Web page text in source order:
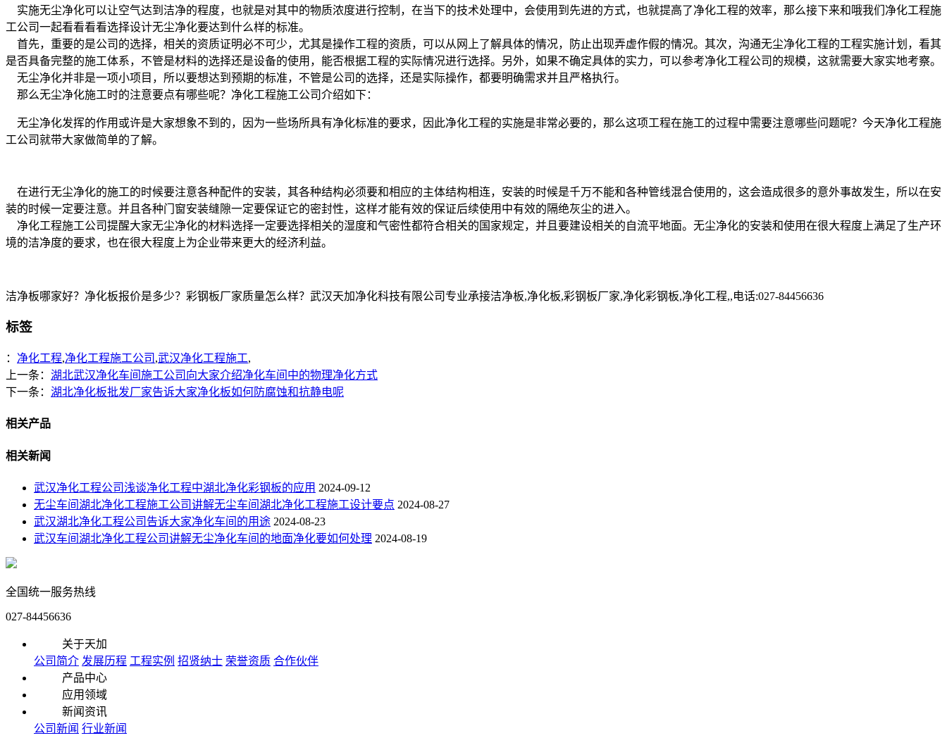
实施无尘净化可以让空气达到洁净的程度，也就是对其中的物质浓度进行控制，在当下的技术处理中，会使用到先进的方式，也就提高了净化工程的效率，那么接下来和哦我们净化工程施
工公司一起看看看看选择设计无尘净化要达到什么样的标准。
首先，重要的是公司的选择，相关的资质证明必不可少，尤其是操作工程的资质，可以从网上了解具体的情况，防止出现弄虚作假的情况。其次，沟通无尘净化工程的工程实施计划，看其
是否具备完整的施工体系，不管是材料的选择还是设备的使用，能否根据工程的实际情况进行选择。另外，如果不确定具体的实力，可以参考净化工程公司的规模，这就需要大家实地考察。
无尘净化并非是一项小项目，所以要想达到预期的标准，不管是公司的选择，还是实际操作，都要明确需求并且严格执行。
那么无尘净化施工时的注意要点有哪些呢？净化工程施工公司介绍如下：
无尘净化发挥的作用或许是大家想象不到的，因为一些场所具有净化标准的要求，因此净化工程的实施是非常必要的，那么这项工程在施工的过程中需要注意哪些问题呢？今天净化工程施
工公司就带大家做简单的了解。
在进行无尘净化的施工的时候要注意各种配件的安装，其各种结构必须要和相应的主体结构相连，安装的时候是千万不能和各种管线混合使用的，这会造成很多的意外事故发生，所以在安
装的时候一定要注意。并且各种门窗安装缝隙一定要保证它的密封性，这样才能有效的保证后续使用中有效的隔绝灰尘的进入。
净化工程施工公司提醒大家无尘净化的材料选择一定要选择相关的湿度和气密性都符合相关的国家规定，并且要建设相关的自流平地面。无尘净化的安装和使用在很大程度上满足了生产环
境的洁净度的要求，也在很大程度上为企业带来更大的经济利益。
洁净板哪家好？净化板报价是多少？彩钢板厂家质量怎么样？武汉天加净化科技有限公司专业承接洁净板,净化板,彩钢板厂家,净化彩钢板,净化工程,,电话:027-84456636
标签
： 净化工程,净化工程施工公司 ,武汉净化工程施工,
上一条： 湖北武汉净化车间施工公司向大家介绍净化车间中的物理净化方式
下一条： 湖北净化板批发厂家告诉大家净化板如何防腐蚀和抗静电呢
相关产品
相关新闻
武汉净化工程公司浅谈净化工程中湖北净化彩钢板的应用 2024-09-12
无尘车间湖北净化工程施工公司讲解无尘车间湖北净化工程施工设计要点 2024-08-27
武汉湖北净化工程公司告诉大家净化车间的用途 2024-08-23
武汉车间湖北净化工程公司讲解无尘净化车间的地面净化要如何处理 2024-08-19
全国统一服务热线
027-84456636
关于天加
公司简介 发展历程 工程实例 招贤纳士 荣誉资质 合作伙伴
产品中心
应用领域
新闻资讯
公司新闻 行业新闻